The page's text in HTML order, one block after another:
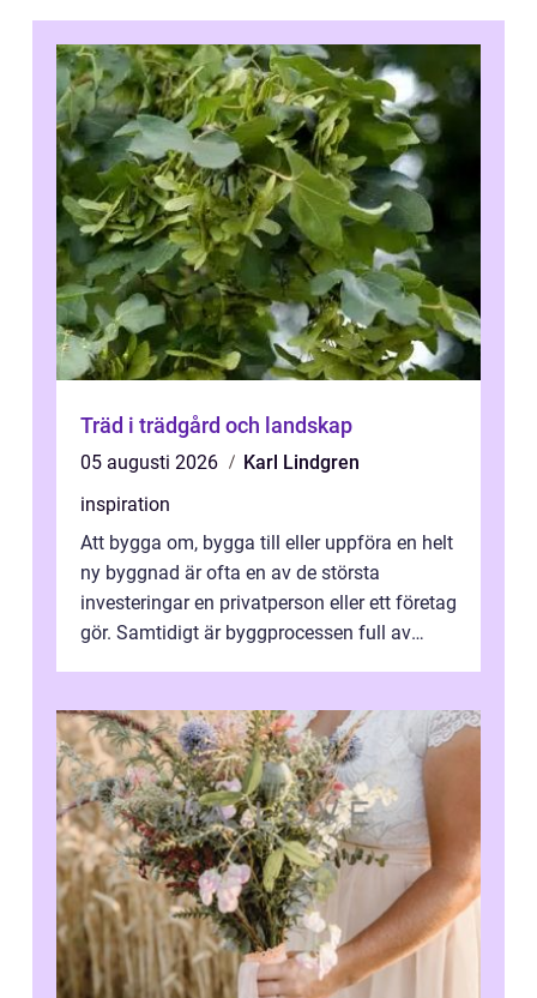
Träd i trädgård och landskap
05 augusti 2026
Karl Lindgren
inspiration
Att bygga om, bygga till eller uppföra en helt
ny byggnad är ofta en av de största
investeringar en privatperson eller ett företag
gör. Samtidigt är byggprocessen full av